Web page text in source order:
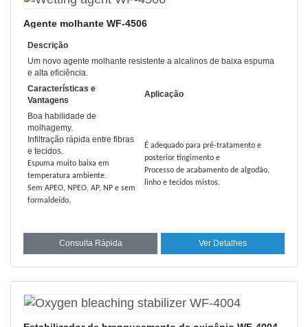
Agente molhante WF-4506
Descrição
Um novo agente molhante resistente a alcalinos de baixa espuma
e alta eficiência.
Características e
Vantagens
Aplicação
Boa habilidade de
molhagemy.
Infiltração rápida entre fibras
e tecidos.
Espuma muito baixa em
temperatura ambiente.
Sem APEO, NPEO, AP, NP e sem
formaldeído.
É adequado para pré-tratamento e
posterior tingimento e
Processo de acabamento de algodão,
linho e tecidos mistos.
Consulta Rápida Ver Detalhes